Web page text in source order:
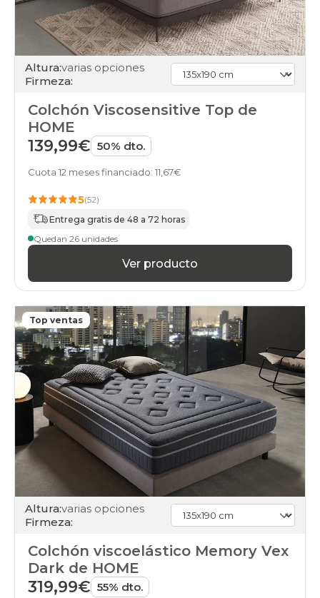
Altura:varias opciones
Firmeza:
Colchón Viscosensitive Top de
HOME
139,99€ 50% dto.
Cuota 12 meses financiado: 11,67€
5(52)
Entrega gratis de 48 a 72 horas
Quedan 26 unidades
Ver producto
Top ventas
Altura:varias opciones
Firmeza:
Colchón viscoelástico Memory Vex
Dark de HOME
319,99€ 55% dto.